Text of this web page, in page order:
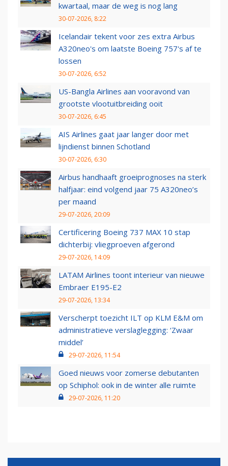
kwartaal, maar de weg is nog lang
30-07-2026, 8:22
Icelandair tekent voor zes extra Airbus
A320neo's om laatste Boeing 757's af te
lossen
30-07-2026, 6:52
US-Bangla Airlines aan vooravond van
grootste vlootuitbreiding ooit
30-07-2026, 6:45
AIS Airlines gaat jaar langer door met
lijndienst binnen Schotland
30-07-2026, 6:30
Airbus handhaaft groeiprognoses na sterk
halfjaar: eind volgend jaar 75 A320neo’s
per maand
29-07-2026, 20:09
Certificering Boeing 737 MAX 10 stap
dichterbij: vliegproeven afgerond
29-07-2026, 14:09
LATAM Airlines toont interieur van nieuwe
Embraer E195-E2
29-07-2026, 13:34
Verscherpt toezicht ILT op KLM E&M om
administratieve verslaglegging: ‘Zwaar
middel’
29-07-2026, 11:54
Goed nieuws voor zomerse debutanten
op Schiphol: ook in de winter alle ruimte
29-07-2026, 11:20